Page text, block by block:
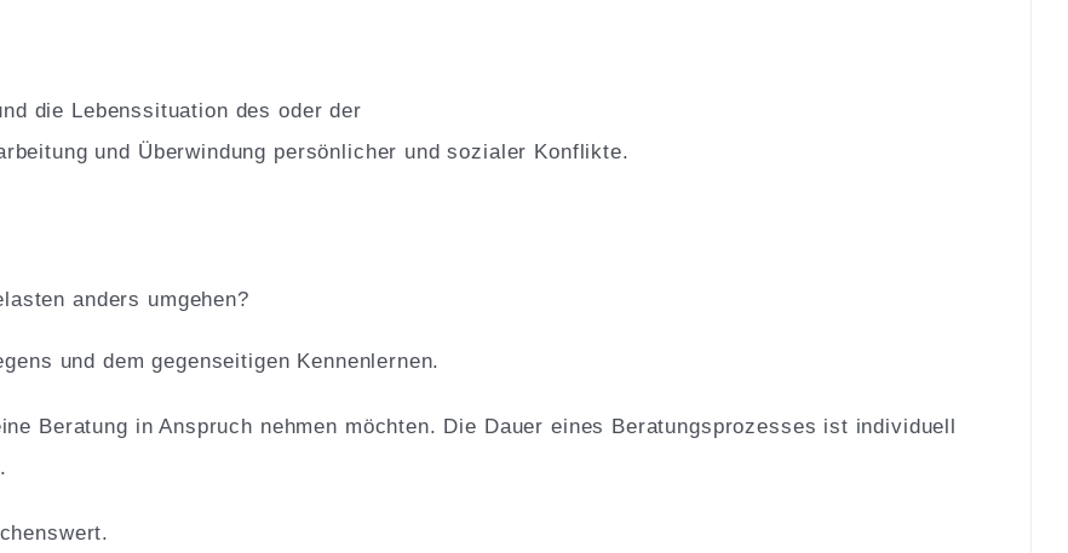
die Lebenssituation des oder der
und Überwindung persönlicher und sozialer Konflikte.
anders umgehen?
und dem gegenseitigen Kennenlernen.
Beratung in Anspruch nehmen möchten. Die Dauer eines Beratungsprozesses ist individuell